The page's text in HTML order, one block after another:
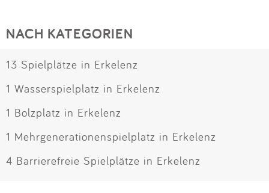
NACH KATEGORIEN
13 Spielplätze in Erkelenz
1 Wasserspielplatz in Erkelenz
1 Bolzplatz in Erkelenz
1 Mehrgenerationenspielplatz in Erkelenz
4 Barrierefreie Spielplätze in Erkelenz